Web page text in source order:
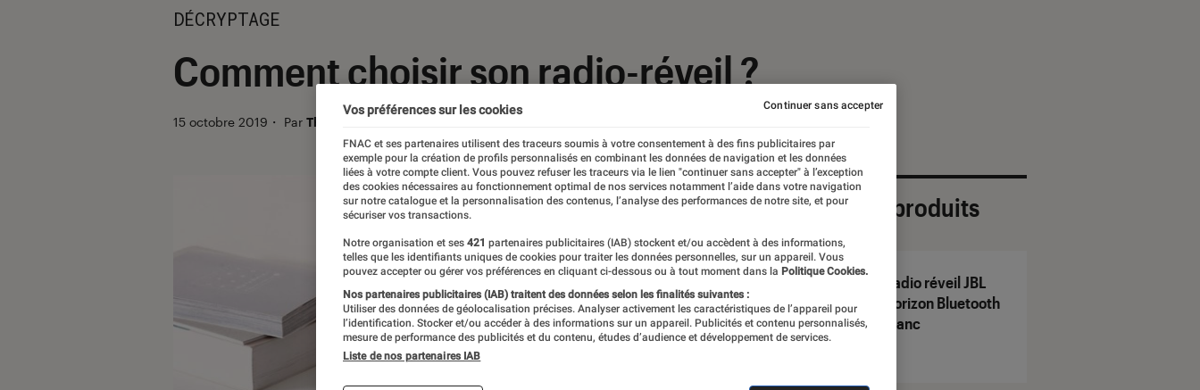
DÉCRYPTAGE
Comment choisir son radio-réveil ?
15 octobre 2019 ・ Par Théo
Sélection de produits
Radio réveil JBL
Horizon Bluetooth
Blanc
Vos préférences sur les cookies
FNAC et ses partenaires utilisent des traceurs soumis à votre consentement à des fins publicitaires par
exemple pour la création de profils personnalisés en combinant les données de navigation et les données
liées à votre compte client. Vous pouvez refuser les traceurs via le lien "continuer sans accepter" à l’exception
des cookies nécessaires au fonctionnement optimal de nos services notamment l’aide dans votre navigation
sur notre catalogue et la personnalisation des contenus, l’analyse des performances de notre site, et pour
sécuriser vos transactions.
Notre organisation et ses 421 partenaires publicitaires (IAB) stockent et/ou accèdent à des informations,
telles que les identifiants uniques de cookies pour traiter les données personnelles, sur un appareil. Vous
pouvez accepter ou gérer vos préférences en cliquant ci-dessous ou à tout moment dans la Politique Cookies.
Nos partenaires publicitaires (IAB) traitent des données selon les finalités suivantes :
Utiliser des données de géolocalisation précises. Analyser activement les caractéristiques de l’appareil pour
l’identification. Stocker et/ou accéder à des informations sur un appareil. Publicités et contenu personnalisés,
mesure de performance des publicités et du contenu, études d’audience et développement de services.
Liste de nos partenaires IAB
Continuer sans accepter